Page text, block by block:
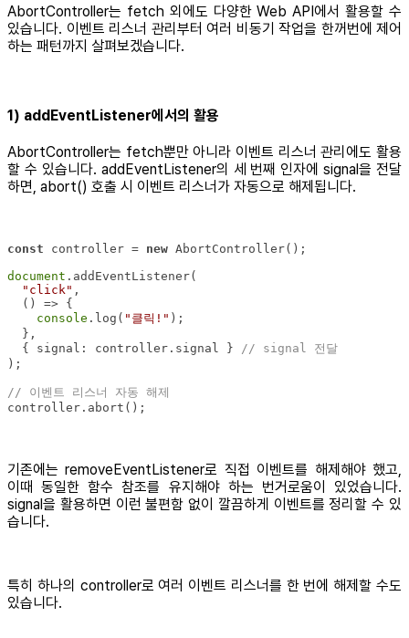
AbortController는 fetch 외에도 다양한 Web API에서 활용할 수
있습니다. 이벤트 리스너 관리부터 여러 비동기 작업을 한꺼번에 제어
하는 패턴까지 살펴보겠습니다.
1) addEventListener에서의 활용
AbortController는 fetch뿐만 아니라 이벤트 리스너 관리에도 활용
할 수 있습니다. addEventListener의 세 번째 인자에 signal을 전달
하면, abort() 호출 시 이벤트 리스너가 자동으로 해제됩니다.
const controller = new
document
"click"
() =>
console .log( "클릭!"
  {
signal : controller.signal }
// signal 전달
// 이벤트 리스너 자동 해제
controller.abort();
기존에는 removeEventListener로 직접 이벤트를 해제해야 했고,
이때 동일한 함수 참조를 유지해야 하는 번거로움이 있었습니다.
signal을 활용하면 이런 불편함 없이 깔끔하게 이벤트를 정리할 수 있
습니다.
특히 하나의 controller로 여러 이벤트 리스너를 한 번에 해제할 수도
있습니다.